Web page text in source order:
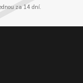
za 14 dní.